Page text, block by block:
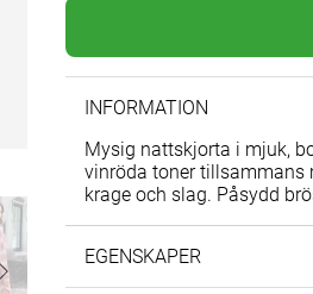
INFORMATION
Mysig nattskjorta i mjuk,
vinröda toner tillsammans
krage och slag. Påsydd
EGENSKAPER